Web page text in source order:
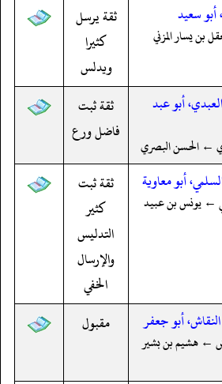
سعيد
بن يسار المزني
ثقة يرسل
كثيرا
ويدلس
أبو عبد
← الحسن البصري
ثقة ثبت
فاضل ورع
أبو معاوية
← يونس بن عبيد
ثقة ثبت
كثير
التدليس
والإرسال
الخفي
أبو جعفر
← هشيم بن بشير
مقبول